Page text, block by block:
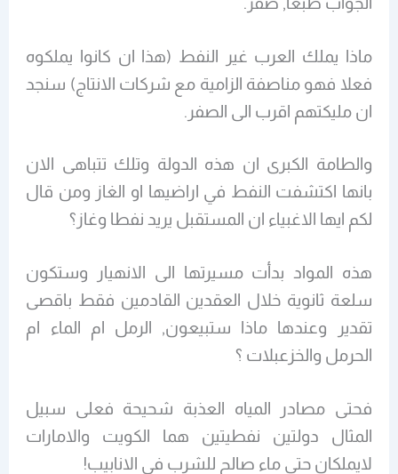
ماذا يملك العرب غير النفط (هذا ان كانوا يملكوه
فعلا فهو مناصفة الزامية مع شركات الانتاج) سنجد
ان مليكتهم اقرب الى الصفر.
والطامة الكبرى ان هذه الدولة وتلك تتباهى الان
بانها اكتشفت النفط في اراضيها او الغاز ومن قال
لكم ايها الاغبياء ان المستقبل يريد نفطا وغاز؟
هذه المواد بدأت مسيرتها الى الانهيار وستكون
سلعة ثانوية خلال العقدين القادمين فقط باقصى
تقدير وعندها ماذا ستبيعون, الرمل ام الماء ام
الحرمل والخزعبلات ؟
فحتى مصادر المياه العذبة شحيحة فعلى سبيل
المثال دولتين نفطيتين هما الكويت والامارات
لايملكان حتى ماء صالح للشرب في الانابيب!